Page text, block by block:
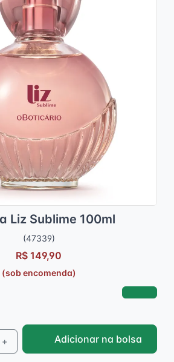
Liz Sublime 100ml
(47339)
R$ 149,90
(sob encomenda)
+ Adicionar na bolsa